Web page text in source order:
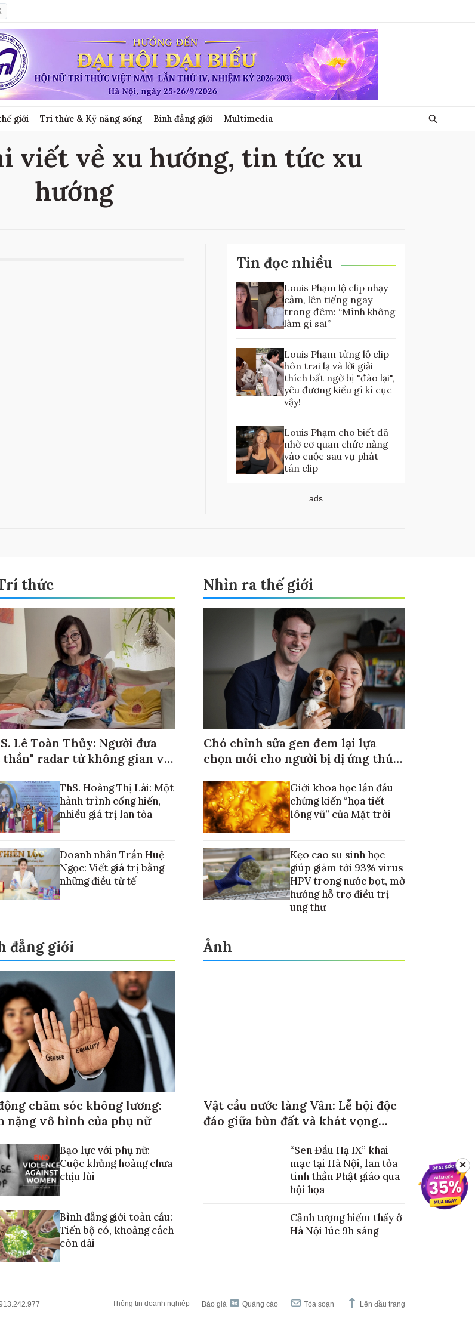
giới Tri thức & Kỹ năng sống Bình đẳng giới Multimedia
viết về xu hướng, tin tức xu
hướng
Tin đọc nhiều
Louis Phạm lộ clip nhạy
cảm, lên tiếng ngay
trong đêm: “Mình không
làm gì sai”
Louis Phạm từng lộ clip
hôn trai lạ và lời giải
thích bất ngờ bị "đào lại",
yêu đương kiểu gì kì cục
vậy!
Louis Phạm cho biết đã
nhờ cơ quan chức năng
vào cuộc sau vụ phát
tán clip
ads
thức
Lê Toàn Thủy: Người đưa
thần" radar từ không gian về
ThS. Hoàng Thị Lài: Một
hành trình cống hiến,
nhiều giá trị lan tỏa
Doanh nhân Trần Huệ
Ngọc: Viết giá trị bằng
những điều tử tế
Nhìn ra thế giới
Chó chỉnh sửa gen đem lại lựa
chọn mới cho người bị dị ứng thú
Giới khoa học lần đầu
chứng kiến “họa tiết
lông vũ” của Mặt trời
Kẹo cao su sinh học
giúp giảm tới 93% virus
HPV trong nước bọt, mở
hướng hỗ trợ điều trị
ung thư
đẳng giới
chăm sóc không lương:
nặng vô hình của phụ nữ
Bạo lực với phụ nữ:
Cuộc khủng hoảng chưa
chịu lùi
Bình đẳng giới toàn cầu:
Tiến bộ có, khoảng cách
còn dài
Ảnh
Vật cầu nước làng Vân: Lễ hội độc
đáo giữa bùn đất và khát vọng
“Sen Đầu Hạ IX” khai
mạc tại Hà Nội, lan tỏa
tinh thần Phật giáo qua
hội họa
Cảnh tượng hiếm thấy ở
Hà Nội lúc 9h sáng
Thông tin doanh nghiệp Báo giá Quảng cáo Tòa soạn Lên đầu trang
✕